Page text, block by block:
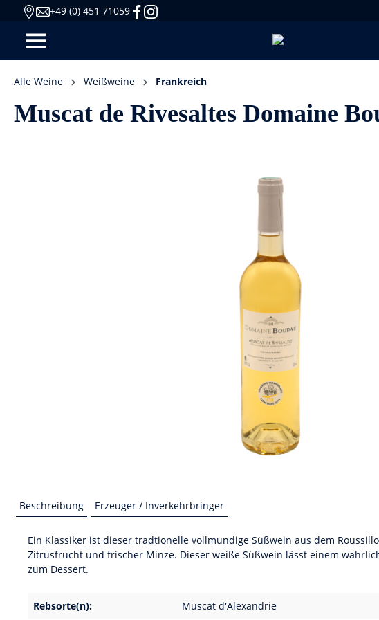
+49 (0) 451 71059
Alle Weine Weißweine Frankreich
Muscat de Rivesaltes Domaine
Beschreibung Erzeuger / Inverkehrbringer
Ein Klassiker ist dieser tradtionelle vollmundige Süßwein aus dem
Zitrusfrucht und frischer Minze. Dieser weiße Süßwein lässt einem
zum Dessert.
Rebsorte(n):
Muscat d'Alexandrie